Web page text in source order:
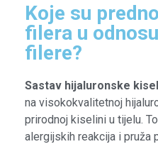
Koje su
filera u
filere?
Sastav hijaluronske
na visokokvalitetnoj
prirodnoj kiselini u tijelu.
alergijskih reakcija i pruža